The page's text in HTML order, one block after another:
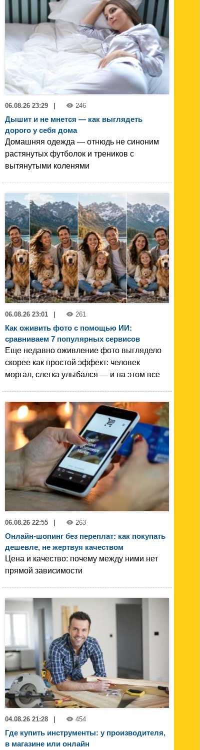
06.08.26 23:29 246
Дышит и не мнется — как выглядеть
дорого у себя дома
Домашняя одежда — отнюдь не синоним
растянутых футболок и треников с
вытянутыми коленями
06.08.26 23:01 | 261
Как оживить фото с помощью ИИ:
сравниваем 7 популярных сервисов
Еще недавно оживление фото выглядело
скорее как простой эффект: человек
моргал, слегка улыбался — и на этом все
06.08.26 22:55 263
Онлайн-шопинг без переплат: как покупать
дешевле, не жертвуя качеством
Цена и качество: почему между ними нет
прямой зависимости
04.08.26 21:28 454
Где купить инструменты: у производителя,
в магазине или онлайн